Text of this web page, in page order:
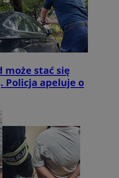
może stać się
Policja apeluje o